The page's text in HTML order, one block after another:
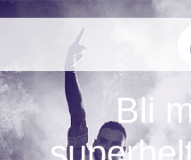
Bli